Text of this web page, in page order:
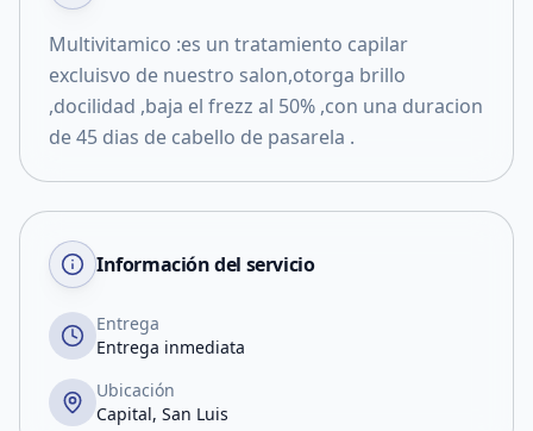
Multivitamico :es un tratamiento capilar
excluisvo de nuestro salon,otorga brillo
,docilidad ,baja el frezz al 50% ,con una duracion
de 45 dias de cabello de pasarela .
Información del servicio
Entrega
Entrega inmediata
Ubicación
Capital, San Luis